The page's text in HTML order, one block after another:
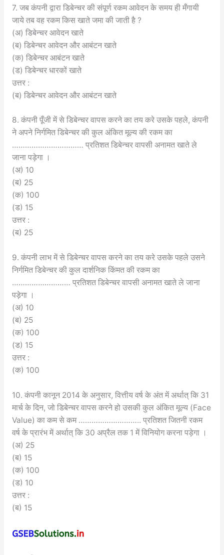
7. जब कंपनी द्वारा डिबेन्चर की संपूर्ण रकम आवेदन के समय ही मँगायी
जाये तब वह रकम किस खाते जमा की जाती है ?
(अ) डिबेन्चर आवेदन खाते
(ब) डिबेन्चर आवेदन और आबंटन खाते
(क) डिबेन्चर आबंटन खाते
(ड) डिबेन्चर धारकों खाते
उत्तर :
(ब) डिबेन्चर आवेदन और आबंटन खाते
8. कंपनी पूँजी में से डिबेन्चर वापस करने का तय करे उसके पहले, कंपनी
ने अपने निर्गमित डिबेन्चर की कुल अंकित मूल्य की रकम का
…………………………… प्रतिशत डिबेन्चर वापसी अनामत खाते ले
जाना पड़ेगा ।
(अ) 10
(ब) 25
(क) 100
(ड) 15
उत्तर :
(ब) 25
9. कंपनी लाभ में से डिबेन्चर वापस करने का तय करे उसके पहले उसने
निर्गमित डिबेन्चर की कुल दार्शनिक किंमत की रकम का
……………………… प्रतिशत डिबेन्चर वापसी अनामत खाते ले जाना
पड़ेगा ।
(अ) 10
(ब) 25
(क) 100
(ड) 15
उत्तर :
(क) 100
10. कंपनी कानून 2014 के अनुसार, वित्तीय वर्ष के अंत में अर्थात् कि 31
मार्च के दिन, जो डिबेन्चर वापस करने हो उसकी कुल अंकित मूल्य (Face
Value) का कम से कम ……………………….. प्रतिशत जितनी रकम
वर्ष के प्रारंभ में अर्थात् कि 30 अप्रैल तक 1 में विनियोग करना पड़ेगा ।
(अ) 25
(ब) 15
(क) 100
(ड) 10
उत्तर :
(ब) 15